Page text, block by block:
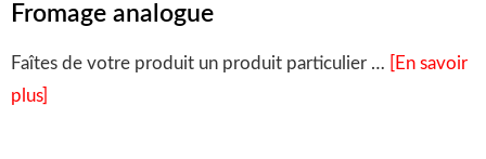
Fromage analogue
Faîtes de votre produit un produit particulier …
[En savoir
plus]